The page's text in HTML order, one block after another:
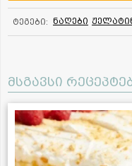
ტეგები: ნაღები
მსგავსი